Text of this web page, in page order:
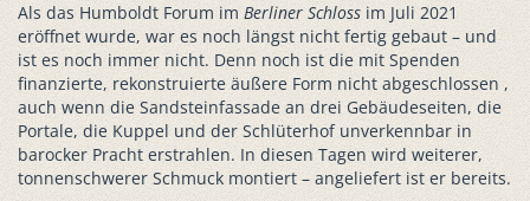
Als das Humboldt Forum im Berliner Schloss im Juli 2021
eröffnet wurde, war es noch längst nicht fertig gebaut – und
ist es noch immer nicht. Denn noch ist die mit Spenden
finanzierte, rekonstruierte äußere Form nicht abgeschlossen ,
auch wenn die Sandsteinfassade an drei Gebäudeseiten, die
Portale, die Kuppel und der Schlüterhof unverkennbar in
barocker Pracht erstrahlen. In diesen Tagen wird weiterer,
tonnenschwerer Schmuck montiert – angeliefert ist er bereits.